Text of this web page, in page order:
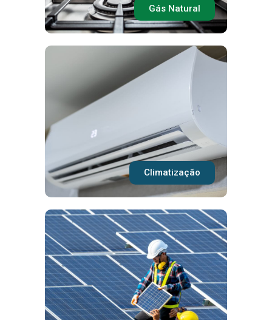
Gás Natural
Climatização